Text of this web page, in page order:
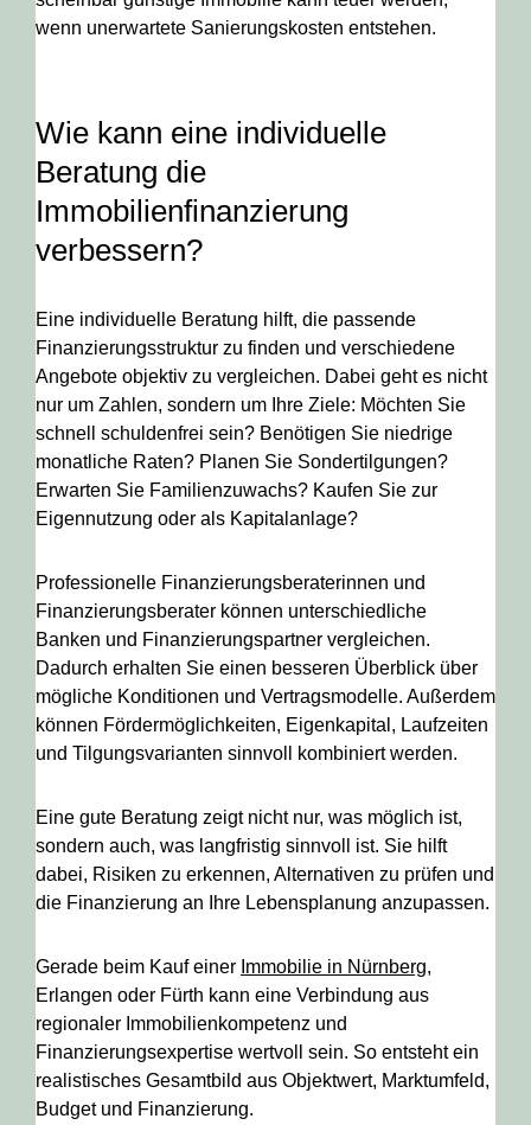
wenn unerwartete Sanierungskosten entstehen.
Wie kann eine individuelle
Beratung die
Immobilienfinanzierung
verbessern?
Eine individuelle Beratung hilft, die passende
Finanzierungsstruktur zu finden und verschiedene
Angebote objektiv zu vergleichen. Dabei geht es nicht
nur um Zahlen, sondern um Ihre Ziele: Möchten Sie
schnell schuldenfrei sein? Benötigen Sie niedrige
monatliche Raten? Planen Sie Sondertilgungen?
Erwarten Sie Familienzuwachs? Kaufen Sie zur
Eigennutzung oder als Kapitalanlage?
Professionelle Finanzierungsberaterinnen und
Finanzierungsberater können unterschiedliche
Banken und Finanzierungspartner vergleichen.
Dadurch erhalten Sie einen besseren Überblick über
mögliche Konditionen und Vertragsmodelle. Außerdem
können Fördermöglichkeiten, Eigenkapital, Laufzeiten
und Tilgungsvarianten sinnvoll kombiniert werden.
Eine gute Beratung zeigt nicht nur, was möglich ist,
sondern auch, was langfristig sinnvoll ist. Sie hilft
dabei, Risiken zu erkennen, Alternativen zu prüfen und
die Finanzierung an Ihre Lebensplanung anzupassen.
Gerade beim Kauf einer Immobilie in Nürnberg,
Erlangen oder Fürth kann eine Verbindung aus
regionaler Immobilienkompetenz und
Finanzierungsexpertise wertvoll sein. So entsteht ein
realistisches Gesamtbild aus Objektwert, Marktumfeld,
Budget und Finanzierung.